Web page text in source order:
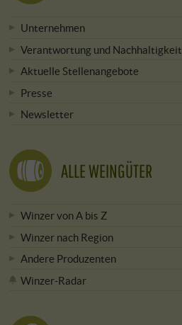
Unternehmen
Verantwortung und Nachhaltigkeit
Aktuelle Stellenangebote
Presse
Newsletter
ALLE WEINGÜTER
Winzer von A bis Z
Winzer nach Region
Andere Produzenten
Winzer-Radar